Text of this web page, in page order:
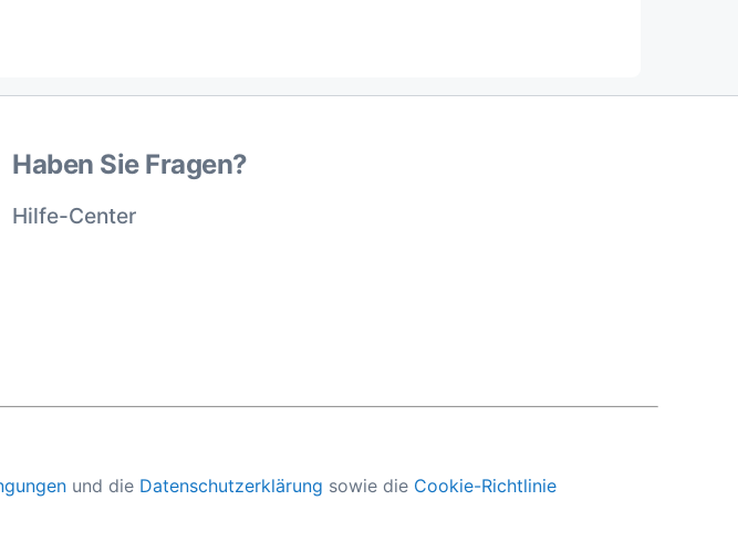
Haben Sie Fragen?
Hilfe-Center
und die Datenschutzerklärung sowie die Cookie-Richtlinie